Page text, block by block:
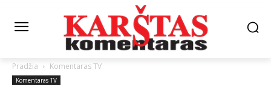
Pradžia Komentaras TV
Komentaras TV